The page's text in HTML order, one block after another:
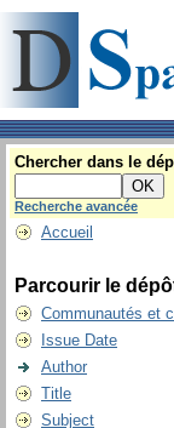
Chercher dans le
Recherche avancée
Accueil
Parcourir le
Communautés et
Issue Date
Author
Title
Subject